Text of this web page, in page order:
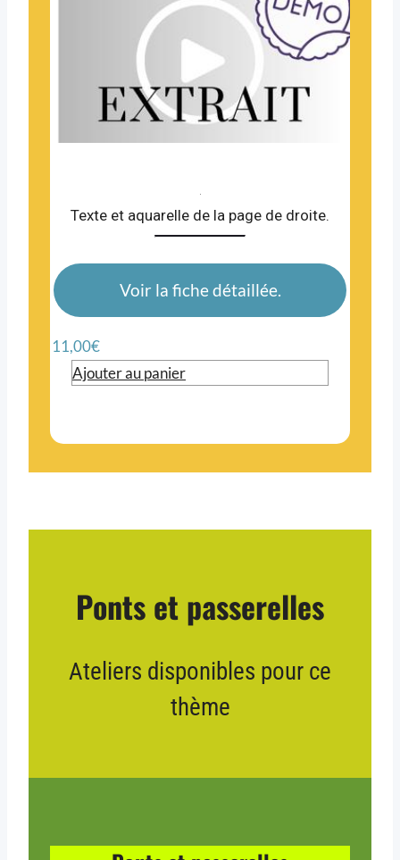
Texte et aquarelle de la page de droite.
Voir la fiche détaillée.
11,00€
Ajouter au panier
Ponts et passerelles
Ateliers disponibles pour ce
thème